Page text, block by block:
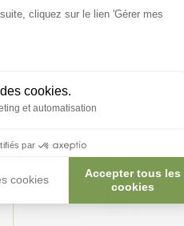
cliquez sur le lien 'Gérer mes
cookies.
et automatisation
par
cookies
Accepter tous les
cookies
vous